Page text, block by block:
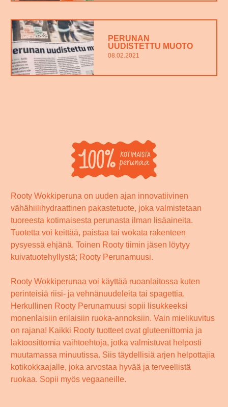
PERUNAN
UUDISTETTU MUOTO
08.02.2021
Rooty Wokkiperuna on uuden ajan innovatiivinen
vähähiilihydraattinen pakastetuote, joka valmistetaan
tuoreesta kotimaisesta perunasta ilman lisäaineita.
Tuotetta voi keittää, paistaa tai wokata rakenteen
pysyessä ehjänä. Toinen Rooty tiimin jäsen löytyy
kuivatuotehyllystä; Rooty Perunamuusi.
Rooty Wokkiperunaa voi käyttää ruoanlaitossa kuten
perinteisiä riisi- ja vehnänuudeleita tai spagettia.
Herkullinen Rooty Perunamuusi sopii lisukkeeksi
monenlaisiin erilaisiin ruoka-annoksiin. Vain mielikuvitus
on rajana! Kaikki Rooty tuotteet ovat gluteenittomia ja
laktoosittomia vaihtoehtoja, jotka valmistuvat helposti
muutamassa minuutissa. Siis täydellisiä arjen helpottajia
kotikokkaajalle, joka arvostaa hyvää ja terveellistä
ruokaa. Sopii myös vegaaneille.